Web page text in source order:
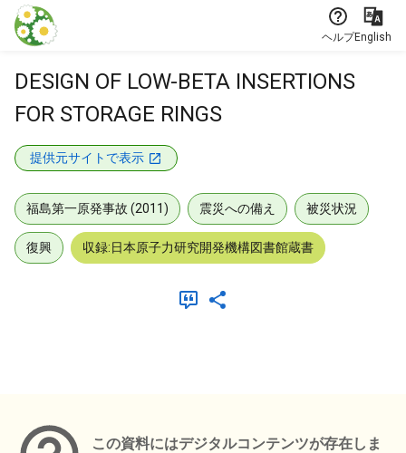
本文に飛ぶ
ヘルプEnglish
DESIGN OF LOW-BETA INSERTIONS
FOR STORAGE RINGS
提供元サイトで表示
福島第一原発事故 (2011) 震災への備え 被災状況
復興 収録:日本原子力研究開発機構図書館蔵書
この資料にはデジタルコンテンツが存在しま